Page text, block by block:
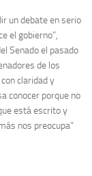
un debate en serio
el gobierno”,
Senado el pasado
de los
claridad y
conocer porque no
está escrito y
nos preocupa”